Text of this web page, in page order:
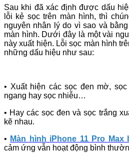
Sau khi đã xác định được dấu
lỗi kẻ sọc trên màn hình, thì
nguyên nhân lý do vì sao và
màn hình. Dưới đây là một vài
này xuất hiện. Lỗi sọc màn hình
những dấu hiệu như sau:
• Xuất hiện các sọc đen mờ,
ngang hay sọc nhiễu…
• Hay các sọc đen và sọc trắng
kẽ nhau.
• Màn hình iPhone 11 Pro Max
cảm ứng vẫn hoạt động bình